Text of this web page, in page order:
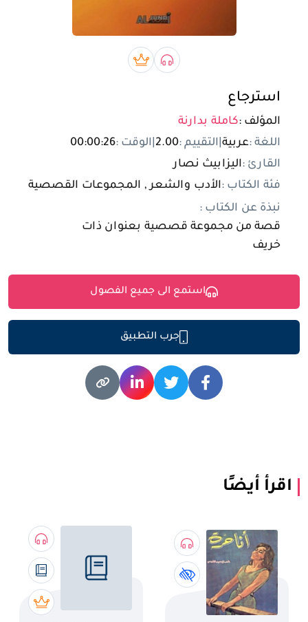
تسجيل الدخول
مستخدم جديد
صوتي bookبريميوم book
استرجاع
المؤلف :كاملة بدارنة
اللغة :عربية التقييم :2.00 الوقت :00:00:26
القارئ :اليزابيث نصار
فئة الكتاب :الأدب والشعر , المجموعات القصصية
نبذة عن الكتاب :
قصة من مجموعة قصصية بعنوان ذات
خريف
استمع الى جميع الفصول
جرب التطبيق
اقرأ أيضًا